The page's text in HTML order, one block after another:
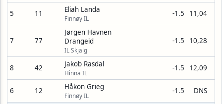
5 11 Eliah Landa
Finnøy IL
-1.5 11,04
7 77
Jørgen Havnen
Drangeid
IL Skjalg
-1.5 10,28
8 42 Jakob Rasdal
Hinna IL
-1.5 12,09
6 12 Håkon Grieg
Finnøy IL
-1.5 DNS